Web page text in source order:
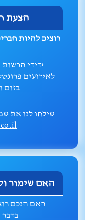
הצעת
רוצים להיות
ידידי
לאירועים
בזום
שילחו לנו את
האם שימור
האם הנכם